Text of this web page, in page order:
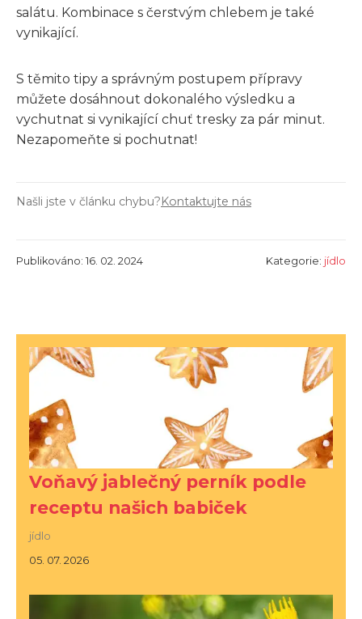
salátu. Kombinace s čerstvým chlebem je také
vynikající.
S těmito tipy a správným postupem přípravy
můžete dosáhnout dokonalého výsledku a
vychutnat si vynikající chuť tresky za pár minut.
Nezapomeňte si pochutnat!
Našli jste v článku chybu?Kontaktujte nás
Publikováno: 16. 02. 2024 Kategorie: jídlo
Voňavý jablečný perník podle
receptu našich babiček
jídlo
05. 07. 2026